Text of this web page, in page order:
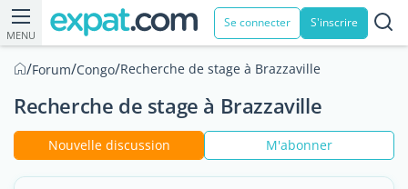
MENU
Se connecter S'inscrire
/Forum/Congo/Recherche de stage à Brazzaville
Recherche de stage à Brazzaville
Nouvelle discussion M'abonner